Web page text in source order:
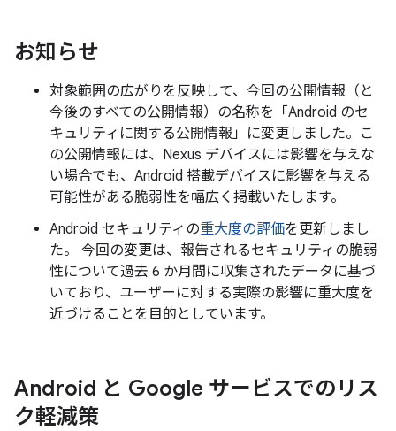
お知らせ
対象範囲の広がりを反映して、今回の公開情報（と
今後のすべての公開情報）の名称を「Android のセ
キュリティに関する公開情報」に変更しました。こ
の公開情報には、Nexus デバイスには影響を与えな
い場合でも、Android 搭載デバイスに影響を与える
可能性がある脆弱性を幅広く掲載いたします。
Android セキュリティの重大度の評価を更新しまし
た。 今回の変更は、報告されるセキュリティの脆弱
性について過去 6 か月間に収集されたデータに基づ
いており、ユーザーに対する実際の影響に重大度を
近づけることを目的としています。
Android と Google サービスでのリス
ク軽減策